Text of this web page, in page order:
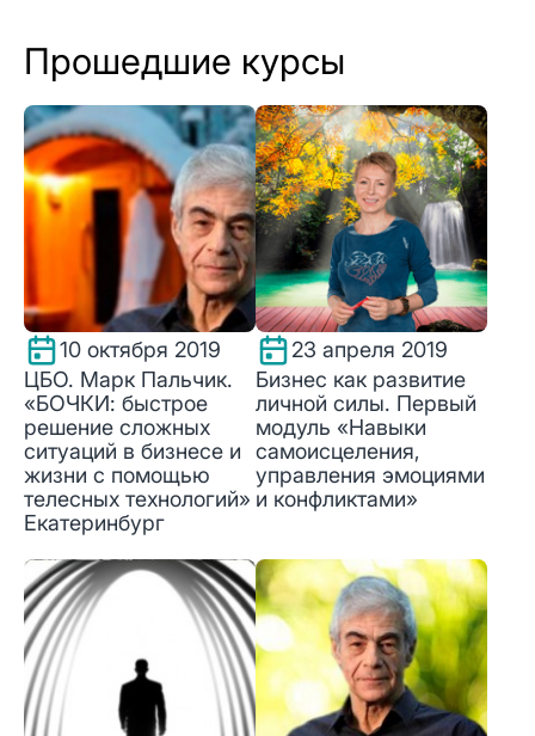
Прошедшие курсы
10 октября 2019
ЦБО. Марк Пальчик.
«БОЧКИ: быстрое
решение сложных
ситуаций в бизнесе и
жизни с помощью
телесных технологий»
Екатеринбург
23 апреля 2019
Бизнес как развитие
личной силы. Первый
модуль «Навыки
самоисцеления,
управления эмоциями
и конфликтами»